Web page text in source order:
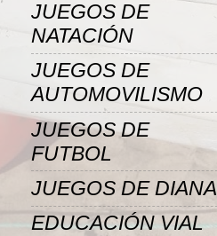
JUEGOS DE
NATACIÓN
JUEGOS DE
AUTOMOVILISMO
JUEGOS DE
FUTBOL
JUEGOS DE DIANA
EDUCACIÓN VIAL